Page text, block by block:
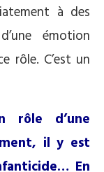
à des
émotion
rôle. C’est un
rôle d’une
il y est
En